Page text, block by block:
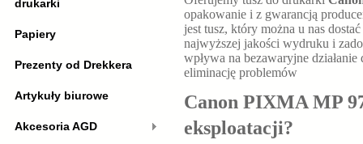
opakowanie i z gwarancją
jest tusz, który można u nas
najwyższej jakości wydruku i
wpływa na bezawaryjne
eliminację problemów
Canon PIXMA MP
eksploatacji?
drukarki
Papiery
Prezenty od Drekkera
Artykuły biurowe
Akcesoria AGD